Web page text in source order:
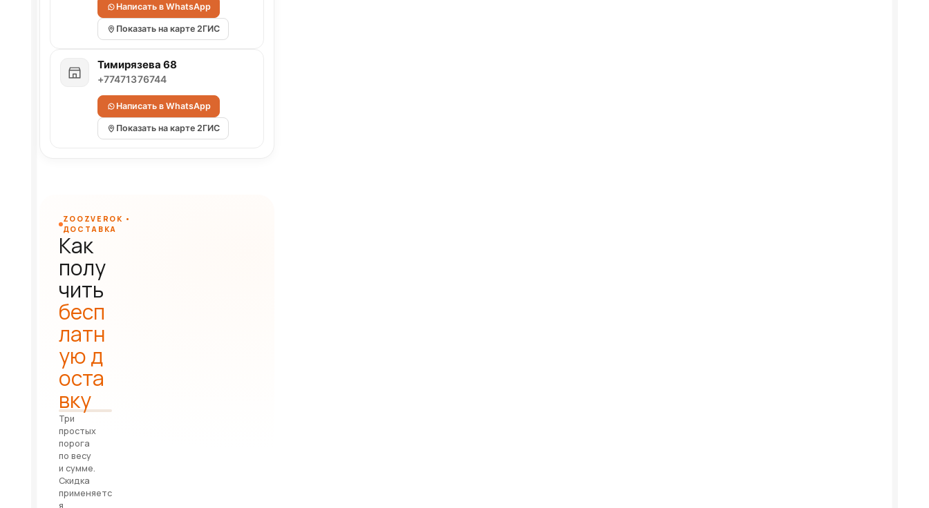
Написать в WhatsApp
Показать на карте 2ГИС
Тимирязева 68
+77471376744
Написать в WhatsApp
Показать на карте 2ГИС
ZOOZVEROK •
ДОСТАВКА
Как
полу
чить
бесп
латн
ую д
оста
вку
Три
простых
порога
по весу
и сумме.
Скидка
применяетс
я